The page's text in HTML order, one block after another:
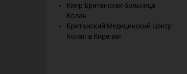
Кипр Британская больница
Колан
Британский Медицинский Центр
Колан в Кирении